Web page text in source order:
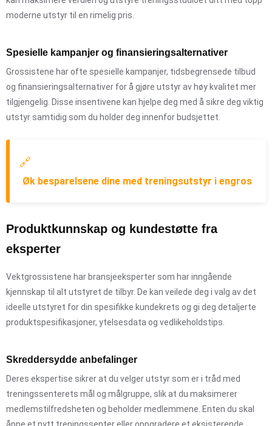
moderne utstyr til en rimelig pris.
Spesielle kampanjer og finansieringsalternativer
Grossistene har ofte spesielle kampanjer, tidsbegrensede tilbud
og finansieringsalternativer for å gjøre utstyr av høy kvalitet mer
tilgjengelig. Disse insentivene kan hjelpe deg med å sikre deg viktig
utstyr samtidig som du holder deg innenfor budsjettet.
🔗
Øk besparelsene dine med treningsutstyr i engros
Produktkunnskap og kundestøtte fra
eksperter
Vektgrossistene har bransjeeksperter som har inngående
kjennskap til alt utstyret de tilbyr. De kan veilede deg i valg av det
ideelle utstyret for din spesifikke kundekrets og gi deg detaljerte
produktspesifikasjoner, ytelsesdata og vedlikeholdstips.
Skreddersydde anbefalinger
Deres ekspertise sikrer at du velger utstyr som er i tråd med
treningssenterets mål og målgruppe, slik at du maksimerer
medlemstilfredsheten og beholder medlemmene. Enten du skal